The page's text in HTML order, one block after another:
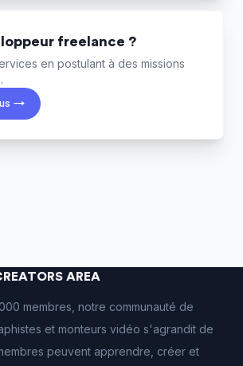
freelance ?
en postulant à des missions
→
AREA
membres, notre communauté de
et monteurs vidéo s'agrandit de
peuvent apprendre, créer et